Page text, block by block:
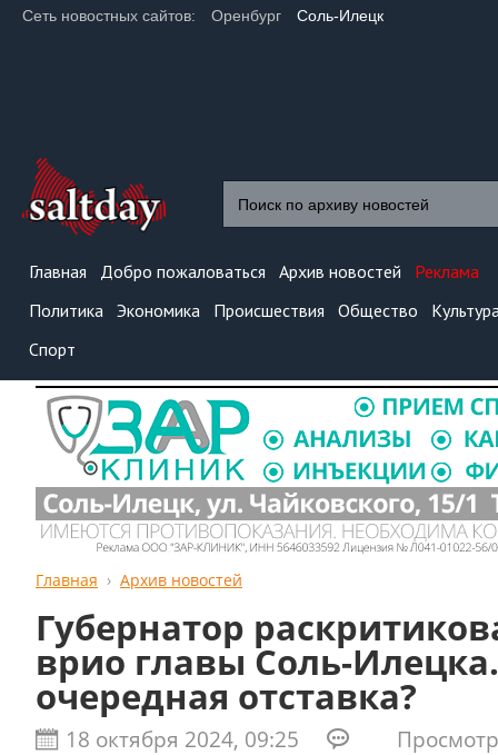
Сеть новостных сайтов: Оренбург Соль-Илецк
Главная Добро пожаловаться Архив новостей
Реклама
Политика Экономика Происшествия Общество
Спорт
Главная Архив новостей
Губернатор
врио главы Соль-
очередная отставка?
18 октября 2024, 09:25